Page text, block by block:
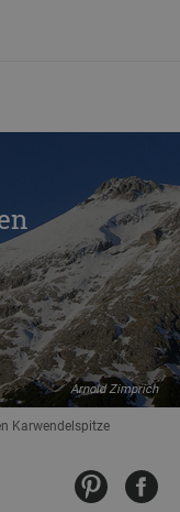
Arnold Zimprich
Karwendelspitze